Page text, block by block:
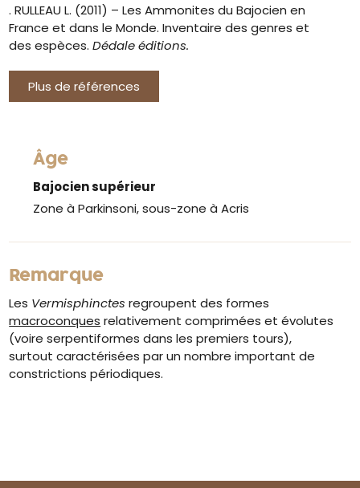
. RULLEAU L. (2011) – Les Ammonites du Bajocien en
France et dans le Monde. Inventaire des genres et
des espèces. Dédale éditions.
Plus de références
Âge
Bajocien supérieur
Zone à Parkinsoni, sous-zone à Acris
Remarque
Les Vermisphinctes regroupent des formes
macroconques relativement comprimées et évolutes
(voire serpentiformes dans les premiers tours),
surtout caractérisées par un nombre important de
constrictions périodiques.